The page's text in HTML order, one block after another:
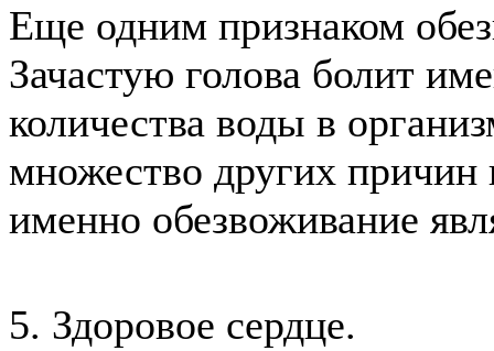
Еще одним признаком
Зачастую голова болит
количества воды в
множество других причин
именно обезвоживание
5. Здоровое сердце.